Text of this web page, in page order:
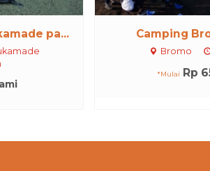
pa... Camping
Bromo
*Mulai Rp